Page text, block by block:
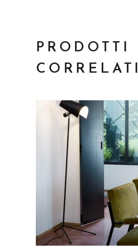
PRODOTTI
CORRELATI